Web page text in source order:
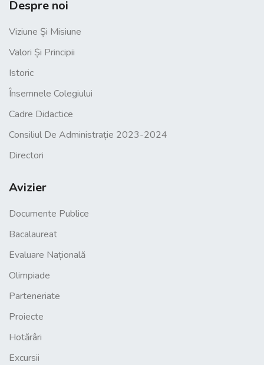
Despre noi
Viziune Și Misiune
Valori Și Principii
Istoric
Însemnele Colegiului
Cadre Didactice
Consiliul De Administrație 2023-2024
Directori
Avizier
Documente Publice
Bacalaureat
Evaluare Națională
Olimpiade
Parteneriate
Proiecte
Hotărâri
Excursii